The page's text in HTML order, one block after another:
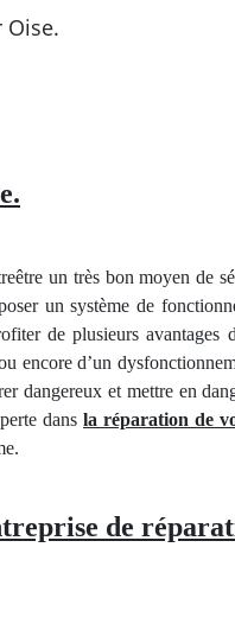
Oise.
un très bon moyen de
un système de
de plusieurs
encore d’un
dangereux et mettre en
dans la réparation de
de